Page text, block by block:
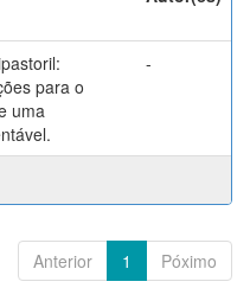
para o
uma
-
Anterior 1 Póximo